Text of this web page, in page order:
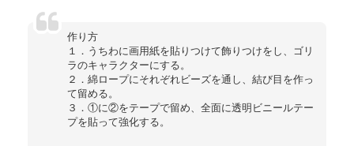
作り方
１．うちわに画用紙を貼りつけて飾りつけをし、ゴリ
ラのキャラクターにする。
２．綿ロープにそれぞれビーズを通し、結び目を作っ
て留める。
３．①に②をテープで留め、全面に透明ビニールテー
プを貼って強化する。